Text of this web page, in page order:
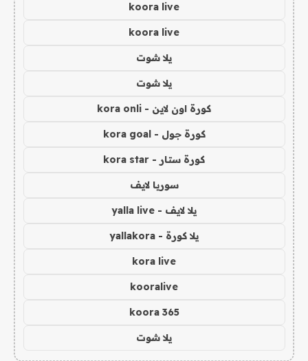
koora live
koora live
يلا شوت
يلا شوت
كورة اون لاين - kora onli
كورة جول - kora goal
كورة ستار - kora star
سوريا لايف
يلا لايف - yalla live
يلا كورة - yallakora
kora live
kooralive
koora 365
يلا شوت